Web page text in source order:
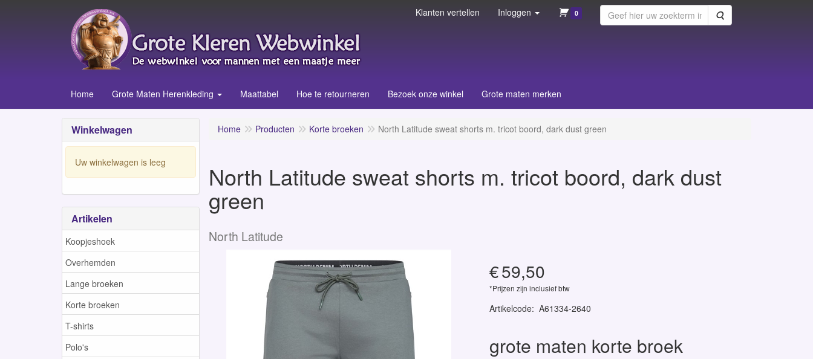
Klanten vertellen Inloggen 0 Zoeken
Home Grote Maten Herenkleding Maattabel Hoe te retourneren Bezoek onze winkel Grote maten merken
Winkelwagen
Uw winkelwagen is leeg
Artikelen
Koopjeshoek
Overhemden
Lange broeken
Korte broeken
T-shirts
Polo's
Home Producten Korte broeken North Latitude sweat shorts m. tricot boord, dark dust green
North Latitude sweat shorts m. tricot boord, dark dust
green
North Latitude
€59,50
*Prijzen zijn inclusief btw
Artikelcode: A61334-2640
grote maten korte broek